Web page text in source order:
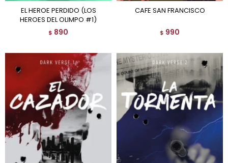
EL HEROE PERDIDO (LOS
HEROES DEL OLIMPO #1)
$ 890
CAFE SAN FRANCISCO
$ 990